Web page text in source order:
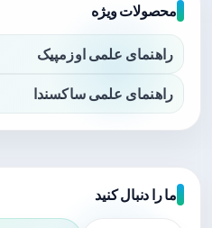
محصولات ویژه
راهنمای علمی اوزمپیک
راهنمای علمی ساکسندا
ما را دنبال کنید